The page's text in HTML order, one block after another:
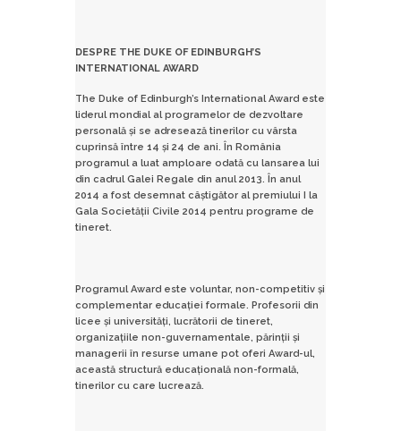
DESPRE THE DUKE OF EDINBURGH’S
INTERNATIONAL AWARD
The Duke of Edinburgh’s International Award este
liderul mondial al programelor de dezvoltare
personală și se adresează tinerilor cu vârsta
cuprinsă între 14 și 24 de ani. În România
programul a luat amploare odată cu lansarea lui
din cadrul Galei Regale din anul 2013. În anul
2014 a fost desemnat câștigător al premiului I la
Gala Societății Civile 2014 pentru programe de
tineret.
Programul Award este voluntar, non-competitiv și
complementar educaţiei formale. Profesorii din
licee şi universităţi, lucrătorii de tineret,
organizaţiile non-guvernamentale, părinţii şi
managerii în resurse umane pot oferi Award-ul,
această structură educaţională non-formală,
tinerilor cu care lucrează.